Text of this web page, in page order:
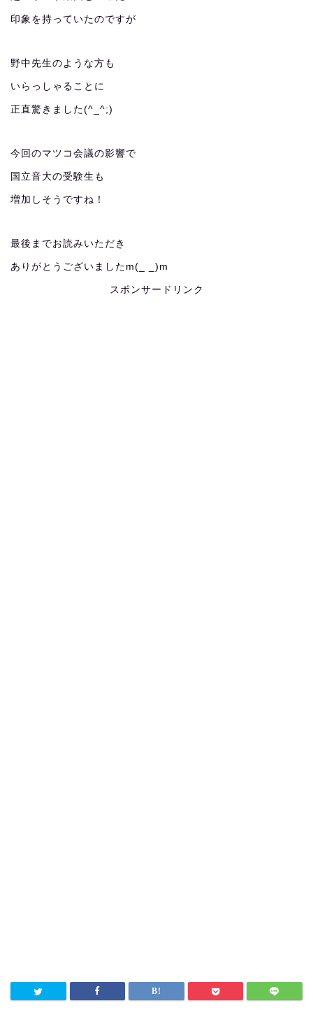
印象を持っていたのですが
野中先生のような方も
いらっしゃることに
正直驚きました(^_^;)
今回のマツコ会議の影響で
国立音大の受験生も
増加しそうですね！
最後までお読みいただき
ありがとうございましたm(_ _)m
スポンサードリンク